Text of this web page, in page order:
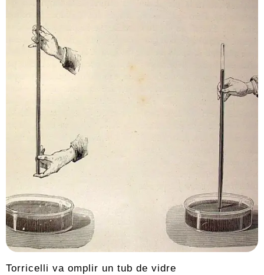
Torricelli va omplir un tub de vidre